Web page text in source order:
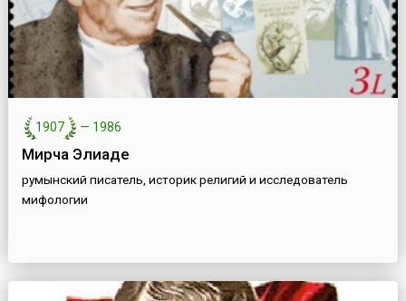
1907 — 1986
Мирча Элиаде
румынский писатель, историк религий и исследователь
мифологии